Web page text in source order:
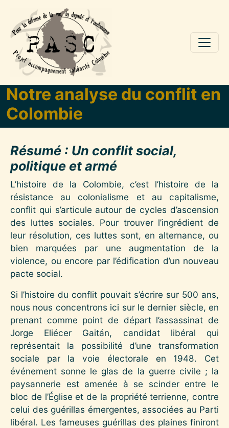
Aller au contenu principal
Notre analyse du conflit en
Colombie
Résumé : Un conflit social,
politique et armé
L’histoire de la Colombie, c’est l’histoire de la
résistance au colonialisme et au capitalisme,
conflit qui s’articule autour de cycles d’ascension
des luttes sociales. Pour trouver l’ingrédient de
leur résolution, ces luttes sont, en alternance, ou
bien marquées par une augmentation de la
violence, ou encore par l’édification d’un nouveau
pacte social.
Si l’histoire du conflit pouvait s’écrire sur 500 ans,
nous nous concentrons ici sur le dernier siècle, en
prenant comme point de départ l’assassinat de
Jorge Eliécer Gaitán, candidat libéral qui
représentait la possibilité d’une transformation
sociale par la voie électorale en 1948. Cet
événement sonne le glas de la guerre civile ; la
paysannerie est amenée à se scinder entre le
bloc de l’Église et de la propriété terrienne, contre
celui des guérillas émergentes, associées au Parti
libéral. Les fameuses guérillas des plaines finiront